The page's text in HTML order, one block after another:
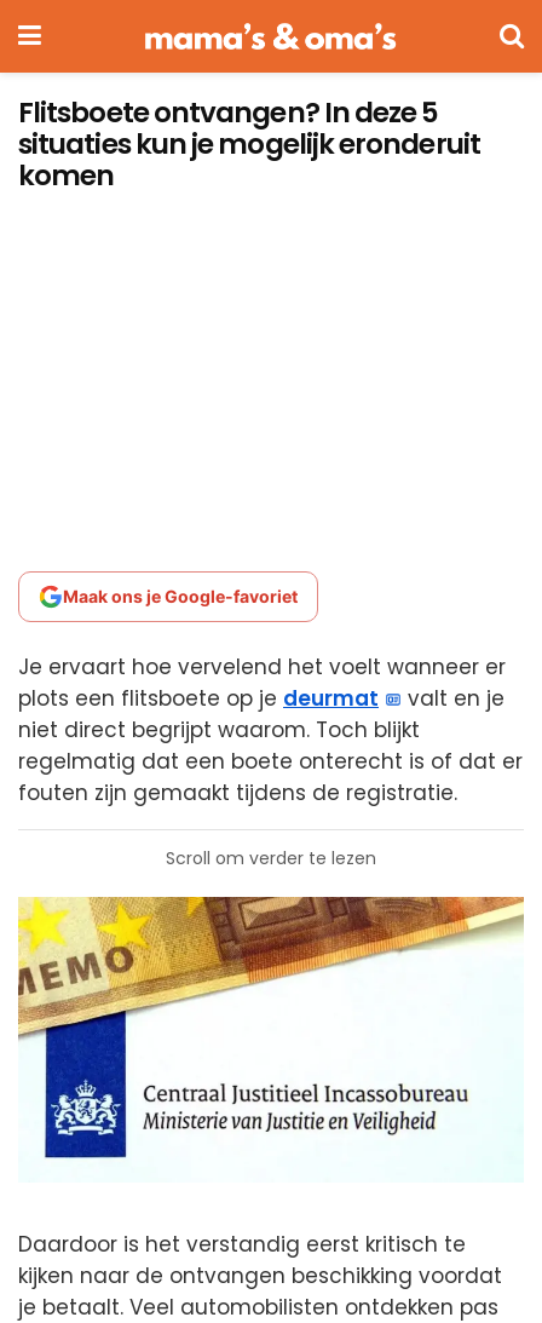
Flitsboete ontvangen? In deze 5
situaties kun je mogelijk eronderuit
komen
Maak ons je Google-favoriet
Je ervaart hoe vervelend het voelt wanneer er
plots een flitsboete op je deurmat
valt en je
niet direct begrijpt waarom. Toch blijkt
regelmatig dat een boete onterecht is of dat er
fouten zijn gemaakt tijdens de registratie.
Scroll om verder te lezen
Daardoor is het verstandig eerst kritisch te
kijken naar de ontvangen beschikking voordat
je betaalt. Veel automobilisten ontdekken pas